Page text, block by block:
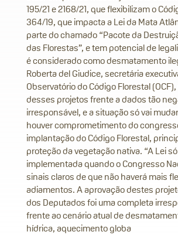
195/21 e 2168/21, que flexibilizam o
364/19, que impacta a Lei da Mata
parte do chamado “Pacote da
das Florestas”, e tem potencial de
é considerado como desmatamento
Roberta del Giudice, secretária
Observatório do Código Florestal
desses projetos frente a dados tão
irresponsável, e a situação só vai
houver comprometimento do
implantação do Código Florestal,
proteção da vegetação nativa. “A Lei
implementada quando o Congresso
sinais claros de que não haverá mais
adiamentos. A aprovação destes
dos Deputados foi uma completa
frente ao cenário atual de
hídrica, aquecimento globa